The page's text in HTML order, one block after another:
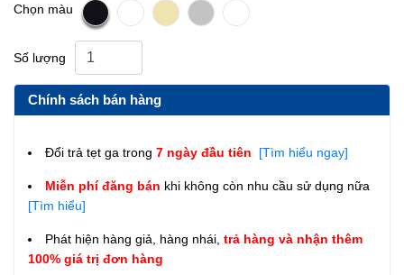
Chọn màu
Số lượng
Chính sách bán hàng
Đổi trả tẹt ga trong 7 ngày đầu tiên [Tìm hiểu ngay]
Miễn phí đăng bán khi không còn nhu cầu sử dụng nữa
[Tìm hiểu]
Phát hiện hàng giả, hàng nhái, trả hàng và nhận thêm
100% giá trị đơn hàng